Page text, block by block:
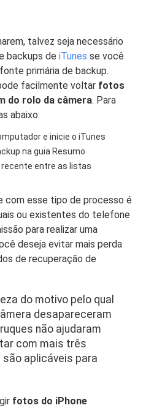
talvez seja necessário
backups deiTunesse você
primária de backup.
facilmente voltar fotos
do rolo da câmera. Para
abaixo:
e inicie o iTunes
na guia Resumo
recente entre as listas
com esse tipo de processo é
ou existentes do telefone
para realizar uma
deseja evitar mais perda
de recuperação de
do motivo pelo qual
desapareceram
não ajudaram
com mais três
aplicáveis ​​para
fotos do iPhone